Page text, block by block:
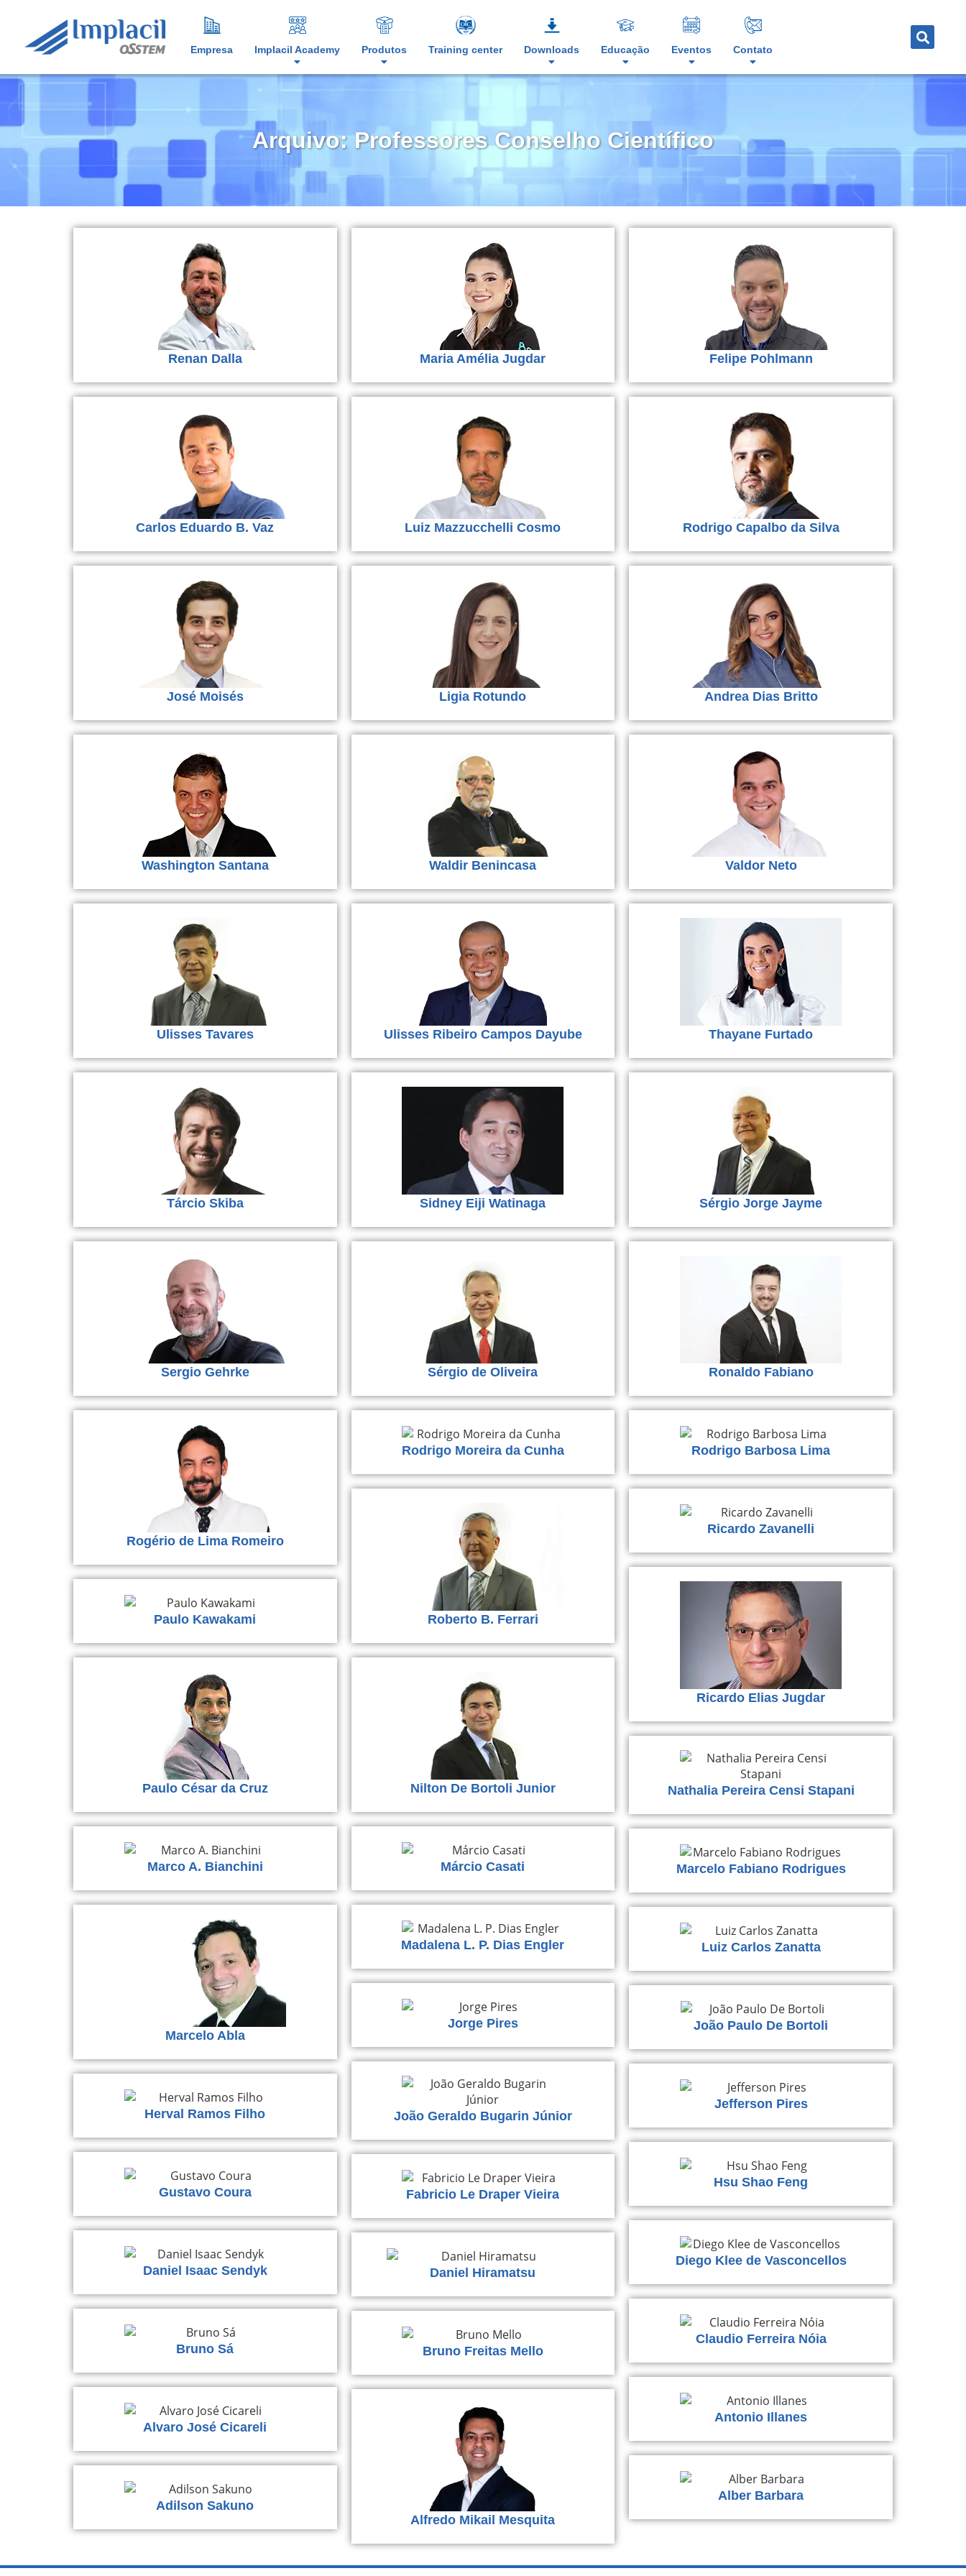
Empresa Implacil Academy Produtos Training center Downloads Educação Eventos Contato
Arquivo: Professores Conselho Científico
Renan Dalla Maria Amélia Jugdar Felipe Pohlmann
Carlos Eduardo B. Vaz Luiz Mazzucchelli Cosmo Rodrigo Capalbo da Silva
José Moisés Ligia Rotundo Andrea Dias Britto
Washington Santana Waldir Benincasa Valdor Neto
Ulisses Tavares Ulisses Ribeiro Campos Dayube Thayane Furtado
Tárcio Skiba Sidney Eiji Watinaga Sérgio Jorge Jayme
Sergio Gehrke Sérgio de Oliveira Ronaldo Fabiano
Rogério de Lima Romeiro
Rodrigo Moreira da Cunha Rodrigo Barbosa Lima
Roberto B. Ferrari
Ricardo Zavanelli
Ricardo Elias Jugdar
Paulo Kawakami
Paulo César da Cruz Nilton De Bortoli Junior Nathalia Pereira Censi Stapani
Marco A. Bianchini Márcio Casati Marcelo Fabiano Rodrigues
Marcelo Abla
Madalena L. P. Dias Engler Luiz Carlos Zanatta
Jorge Pires João Paulo De Bortoli
João Geraldo Bugarin Júnior
Jefferson Pires
Herval Ramos Filho
Hsu Shao Feng
Gustavo Coura Fabricio Le Draper Vieira
Diego Klee de Vasconcellos
Daniel Isaac Sendyk Daniel Hiramatsu
Claudio Ferreira Nóia
Bruno Sá Bruno Freitas Mello
Antonio Illanes
Alvaro José Cicareli
Alfredo Mikail Mesquita
Alber Barbara
Adilson Sakuno